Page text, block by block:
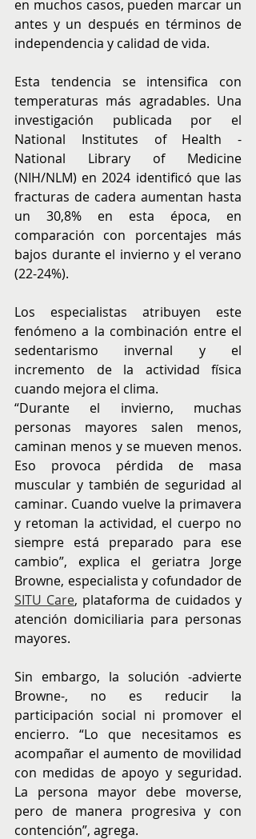
en muchos casos, pueden marcar un
antes y un después en términos de
independencia y calidad de vida.
Esta tendencia se intensifica con
temperaturas más agradables. Una
investigación publicada por el
National Institutes of Health -
National Library of Medicine
(NIH/NLM) en 2024 identificó que las
fracturas de cadera aumentan hasta
un 30,8% en esta época, en
comparación con porcentajes más
bajos durante el invierno y el verano
(22-24%).
Los especialistas atribuyen este
fenómeno a la combinación entre el
sedentarismo invernal y el
incremento de la actividad física
cuando mejora el clima.
“Durante el invierno, muchas
personas mayores salen menos,
caminan menos y se mueven menos.
Eso provoca pérdida de masa
muscular y también de seguridad al
caminar. Cuando vuelve la primavera
y retoman la actividad, el cuerpo no
siempre está preparado para ese
cambio”, explica el geriatra Jorge
SITU Care, plataforma de cuidados y
atención domiciliaria para personas
mayores.
Sin embargo, la solución -advierte
Browne-, no es reducir la
participación social ni promover el
encierro. “Lo que necesitamos es
acompañar el aumento de movilidad
con medidas de apoyo y seguridad.
La persona mayor debe moverse,
pero de manera progresiva y con
contención”, agrega.